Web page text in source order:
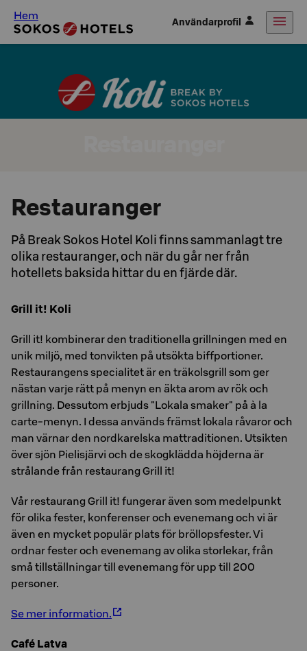
Hem Användarprofil
Restauranger
På Break Sokos Hotel Koli finns sammanlagt tre
olika restauranger, och när du går ner från
hotellets baksida hittar du en fjärde där.
Grill it! Koli
Grill it! kombinerar den traditionella grillningen med en
unik miljö, med tonvikten på utsökta biffportioner.
Restaurangens specialitet är en träkolsgrill som ger
nästan varje rätt på menyn en äkta arom av rök och
grillning. Dessutom erbjuds "Lokala smaker" på à la
carte-menyn. I dessa används främst lokala råvaror och
man värnar den nordkarelska mattraditionen. Utsikten
över sjön Pielisjärvi och de skogklädda höjderna är
strålande från restaurang Grill it!
Vår restaurang Grill it! fungerar även som medelpunkt
för olika fester, konferenser och evenemang och vi är
även en mycket populär plats för bröllopsfester. Vi
ordnar fester och evenemang av olika storlekar, från
små tillställningar till evenemang för upp till 200
personer.
Se mer information.
Café Latva